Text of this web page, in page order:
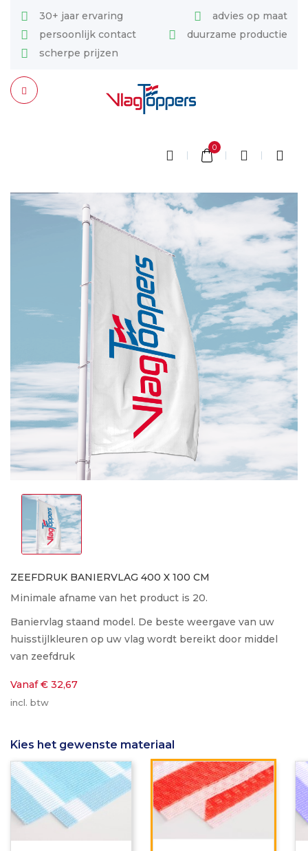
30+ jaar ervaring
advies op maat
persoonlijk contact
duurzame productie
scherpe prijzen
0
ZEEFDRUK BANIERVLAG 400 X 100 CM
Minimale afname van het product is 20.
Baniervlag staand model. De beste weergave van uw
huisstijlkleuren op uw vlag wordt bereikt door middel
van zeefdruk
Vanaf € 32,67
incl. btw
Kies het gewenste materiaal
Flag
Polyester,
110
grams
gebreid
vlaggendoek
Flag
grams,